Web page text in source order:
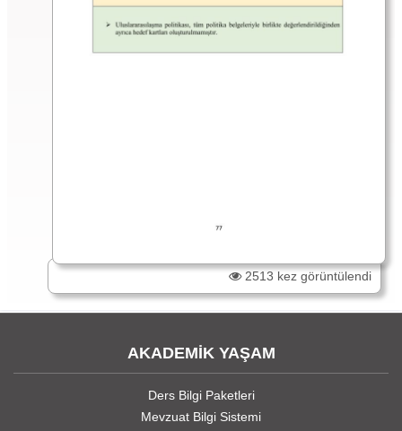
2513 kez görüntülendi
AKADEMİK YAŞAM
Ders Bilgi Paketleri
Mevzuat Bilgi Sistemi